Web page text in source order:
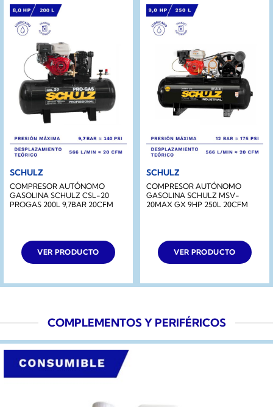
SCHULZ
COMPRESOR AUTÓNOMO
GASOLINA SCHULZ CSL-20
PROGAS 200L 9,7BAR 20CFM
VER PRODUCTO
SCHULZ
COMPRESOR AUTÓNOMO
GASOLINA SCHULZ MSV-
20MAX GX 9HP 250L 20CFM
VER PRODUCTO
COMPLEMENTOS Y PERIFÉRICOS